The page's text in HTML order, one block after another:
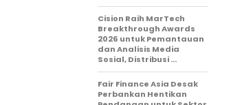
Cision Raih MarTech
Breakthrough Awards
2026 untuk Pemantauan
dan Analisis Media
Sosial, Distribusi …
Fair Finance Asia Desak
Perbankan Hentikan